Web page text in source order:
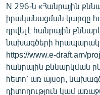
N 296-ն «Հանրային
իրականացման կարգը
դրվել է հանրային
նախագծերի
https://www.e-draft.am/
հանրային քննարկման
հետո՝ առ այսօր,
դիտողություն կամ